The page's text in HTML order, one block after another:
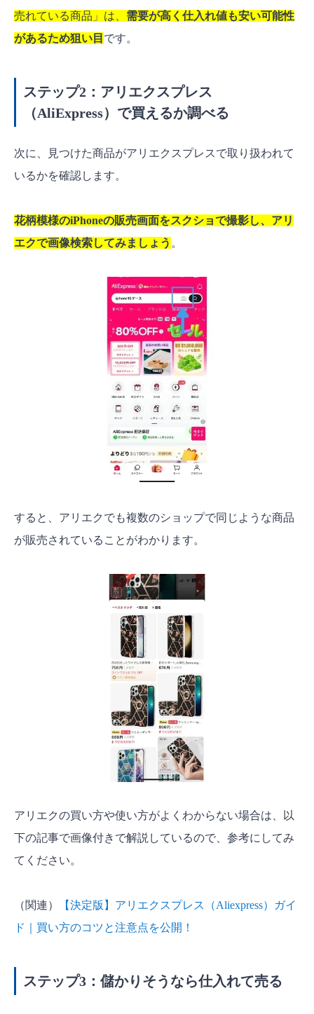
売れている商品」は、 需要が高く仕入れ値も安い可能性
があるため狙い目 です。
ステップ2：アリエクスプレス
（AliExpress）で買えるか調べる
次に、見つけた商品がアリエクスプレスで取り扱われて
いるかを確認します。
花柄模様のiPhoneの販売画面をスクショで撮影し、アリ
エクで画像検索してみましょう 。
すると、アリエクでも複数のショップで同じような商品
が販売されていることがわかります。
アリエクの買い方や使い方がよくわからない場合は、以
下の記事で画像付きで解説しているので、参考にしてみ
てください。
（関連）
【決定版】アリエクスプレス（Aliexpress）ガイ
ド｜買い方のコツと注意点を公開！
ステップ3：儲かりそうなら仕入れて売る